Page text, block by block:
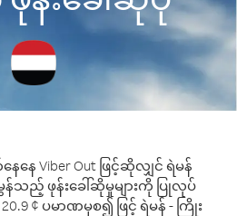
ေ Viber Out ဖြင့်ဆိုလျှင် ရဲမန်
ည့် ဖုန်းခေါ်ဆိုမှုများကို ပြုလုပ်
¢ ပမာဏမှစ၍ ဖြင့် ရဲမန် - ကြိုး